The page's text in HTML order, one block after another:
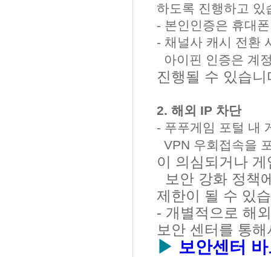
하도록 진행하고 있
- 본인인증은 휴대
- 채널사 캐시 전환
아이핀 인증은 계
진행될 수 있습니
2. 해외 IP 차단
- 푸푸게임 포털 내
VPN 우회접속을
이 의심되거나
보안 강화 정책
제한이 될 수 있
- 개별적으로 해
보안 센터를 통
▶ 보안센터